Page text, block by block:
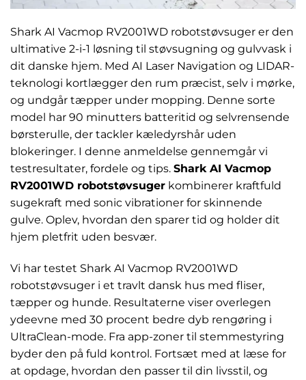
Shark AI Vacmop RV2001WD robotstøvsuger er den
ultimative 2-i-1 løsning til støvsugning og gulvvask i
dit danske hjem. Med AI Laser Navigation og LIDAR-
teknologi kortlægger den rum præcist, selv i mørke,
og undgår tæpper under mopping. Denne sorte
model har 90 minutters batteritid og selvrensende
børsterulle, der tackler kæledyrshår uden
blokeringer. I denne anmeldelse gennemgår vi
testresultater, fordele og tips. Shark AI Vacmop
RV2001WD robotstøvsuger kombinerer kraftfuld
sugekraft med sonic vibrationer for skinnende
gulve. Oplev, hvordan den sparer tid og holder dit
hjem pletfrit uden besvær.
Vi har testet Shark AI Vacmop RV2001WD
robotstøvsuger i et travlt dansk hus med fliser,
tæpper og hunde. Resultaterne viser overlegen
ydeevne med 30 procent bedre dyb rengøring i
UltraClean-mode. Fra app-zoner til stemmestyring
byder den på fuld kontrol. Fortsæt med at læse for
at opdage, hvordan den passer til din livsstil, og